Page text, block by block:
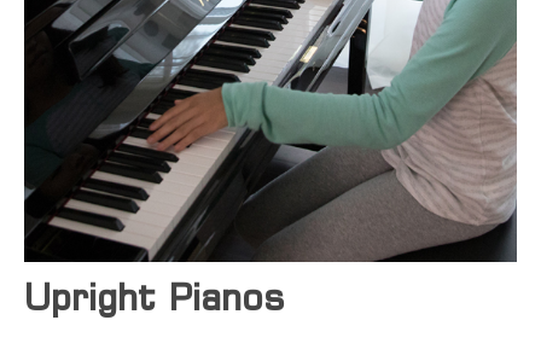
ჩვენ შესახებ
Yamaha-ს არტისტები
კალათა
კონტაქტი
Upright Pianos